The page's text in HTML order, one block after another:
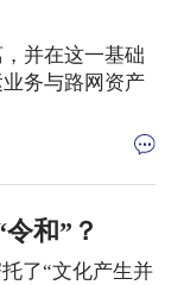
并在这一基础
务与路网资产
和”？
了“文化产生并